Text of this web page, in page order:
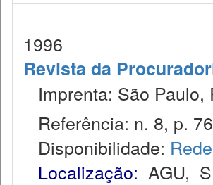
1996
Revista da
Imprenta: São Paulo,
Referência: n. 8, p.
Disponibilidade:
Localização: AGU,